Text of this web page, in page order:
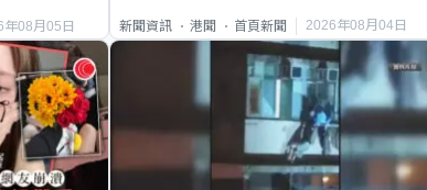
年08月05日 新聞資訊 港聞 首頁新聞 2026年08月04日